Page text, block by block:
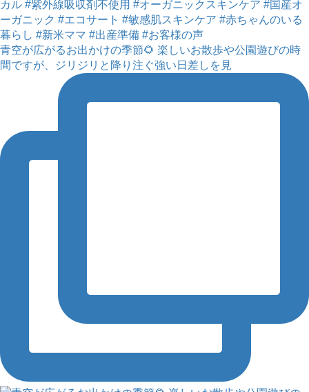
青空が広がるお出かけの季節🌻 楽しいお散歩や公園遊びの時
間ですが、ジリジリと降り注ぐ強い日差しを見